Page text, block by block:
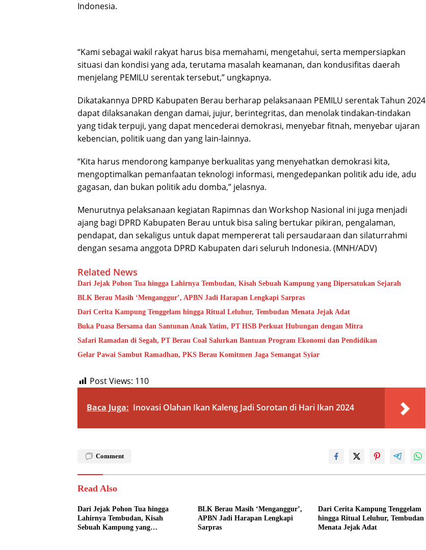
Indonesia.
“Kami sebagai wakil rakyat harus bisa memahami, mengetahui, serta mempersiapkan
situasi dan kondisi yang ada, terutama masalah keamanan, dan kondusifitas daerah
menjelang PEMILU serentak tersebut,” ungkapnya.
Dikatakannya DPRD Kabupaten Berau berharap pelaksanaan PEMILU serentak Tahun 2024
dapat dilaksanakan dengan damai, jujur, berintegritas, dan menolak tindakan-tindakan
yang tidak terpuji, yang dapat mencederai demokrasi, menyebar fitnah, menyebar ujaran
kebencian, politik uang dan yang lain-lainnya.
“Kita harus mendorong kampanye berkualitas yang menyehatkan demokrasi kita,
mengoptimalkan pemanfaatan teknologi informasi, mengedepankan politik adu ide, adu
gagasan, dan bukan politik adu domba,” jelasnya.
Menurutnya pelaksanaan kegiatan Rapimnas dan Workshop Nasional ini juga menjadi
ajang bagi DPRD Kabupaten Berau untuk bisa saling bertukar pikiran, pengalaman,
pendapat, dan sekaligus untuk dapat mempererat tali persaudaraan dan silaturrahmi
dengan sesama anggota DPRD Kabupaten dari seluruh Indonesia. (MNH/ADV)
Related News
Dari Jejak Pohon Tua hingga Lahirnya Tembudan, Kisah Sebuah Kampung yang Dipersatukan Sejarah
BLK Berau Masih ‘Menganggur’, APBN Jadi Harapan Lengkapi Sarpras
Dari Cerita Kampung Tenggelam hingga Ritual Leluhur, Tembudan Menata Jejak Adat
Buka Puasa Bersama dan Santunan Anak Yatim, PT HSB Perkuat Hubungan dengan Mitra
Safari Ramadan di Segah, PT Berau Coal Salurkan Bantuan Program Ekonomi dan Pendidikan
Gelar Pawai Sambut Ramadhan, PKS Berau Komitmen Jaga Semangat Syiar
Post Views: 110
Baca Juga: Inovasi Olahan Ikan Kaleng Jadi Sorotan di Hari Ikan 2024
Comment
Read Also
Dari Jejak Pohon Tua hingga
Lahirnya Tembudan, Kisah
Sebuah Kampung yang
BLK Berau Masih ‘Menganggur’,
APBN Jadi Harapan Lengkapi
Sarpras
Dari Cerita Kampung Tenggelam
hingga Ritual Leluhur, Tembudan
Menata Jejak Adat